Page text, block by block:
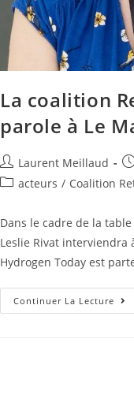
La coalition
parole à Le
Laurent Meillaud
acteurs / Coalition
Dans le cadre de la
Leslie Rivat interviendra
Hydrogen Today est
Continuer La Lecture